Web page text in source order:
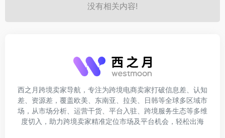
没有相关内容!
西之月跨境卖家导航，专注为跨境电商卖家打破信息差、认知
差、资源差，覆盖欧美、东南亚、拉美、日韩等全球多区域市
场，从市场分析、运营干货、平台入驻、跨境服务生态等多维
度切入，助力跨境卖家精准定位市场及平台机会，轻松出海